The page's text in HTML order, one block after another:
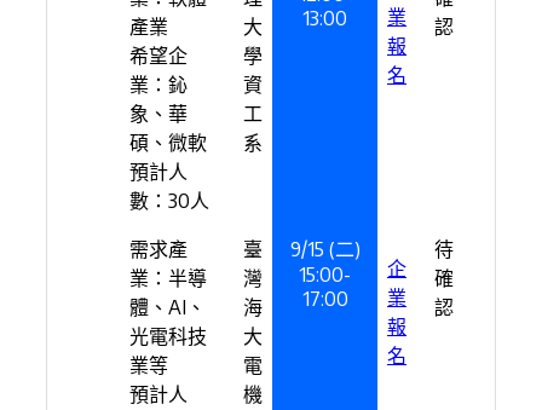
產業
希望企
業：鈊
象、華
碩、微軟
預計人
數：30人
大
學
資
工
系
13:00
業
報
名
認
需求產
業：半導
體、AI、
光電科技
業等
預計人
臺
灣
海
大
電
機
9/15 (二)
15:00-
17:00
企
業
報
名
待
確
認